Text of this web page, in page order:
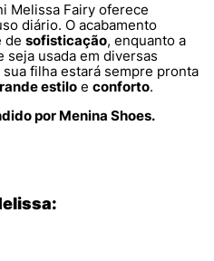
Melissa Fairy oferece
diário. O acabamento
de sofisticação, enquanto a
usada em diversas
filha estará sempre pronta
estilo e conforto.
por Menina Shoes.